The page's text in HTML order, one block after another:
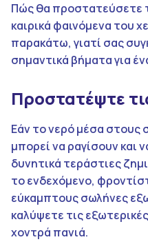
Πώς θα προστατεύσετε
καιρικά φαινόμενα του
παρακάτω, γιατί σας
σημαντικά βήματα για
Προστατέψτε
Εάν το νερό μέσα στους
μπορεί να ραγίσουν
δυνητικά τεράστιες
το ενδεχόμενο,
εύκαμπτους σωλήνες
καλύψετε τις
χοντρά πανιά.